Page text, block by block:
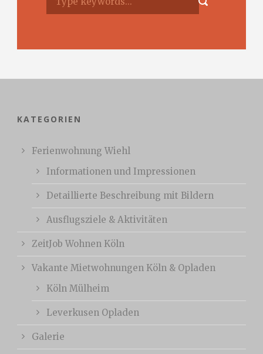
KATEGORIEN
Ferienwohnung Wiehl
Informationen und Impressionen
Detaillierte Beschreibung mit Bildern
Ausflugsziele & Aktivitäten
ZeitJob Wohnen Köln
Vakante Mietwohnungen Köln & Opladen
Köln Mülheim
Leverkusen Opladen
Galerie